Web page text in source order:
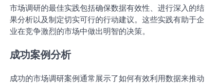
市场调研的最佳实践包括确保数据有效性、进行深入的结
果分析以及制定切实可行的行动建议。这些实践有助于企
业在竞争激烈的市场中做出明智的决策。
成功案例分析
成功的市场调研案例通常展示了如何有效利用数据来推动